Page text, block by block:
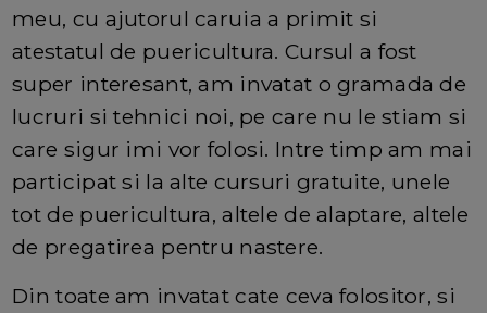
meu, cu ajutorul caruia a primit si
atestatul de puericultura. Cursul a fost
super interesant, am invatat o gramada de
lucruri si tehnici noi, pe care nu le stiam si
care sigur imi vor folosi. Intre timp am mai
participat si la alte cursuri gratuite, unele
tot de puericultura, altele de alaptare, altele
de pregatirea pentru nastere.
Din toate am invatat cate ceva folositor, si